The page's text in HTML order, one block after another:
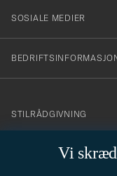
Vi
SOSIALE MEDIER
STILRÅDGIVNING